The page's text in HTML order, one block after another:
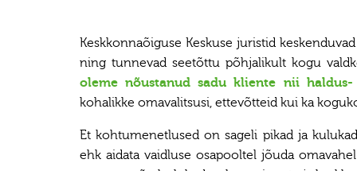
Keskkonnaõiguse Keskuse juristid
ning tunnevad seetõttu põhjalikult kogu
oleme nõustanud sadu kliente nii
kohalikke omavalitsusi, ettevõtteid kui ka
Et kohtumenetlused on sageli pikad ja
ehk aidata vaidluse osapooltel jõuda